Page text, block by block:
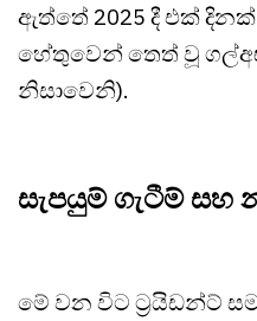
ඇත්තේ 2025 දී එක්
හේතුවෙන් තෙත් වූ
නිසාවෙනි).
සැපයුම් ගැටීම් සහ
මේ වන විට ට්‍රයිඩන්ට්